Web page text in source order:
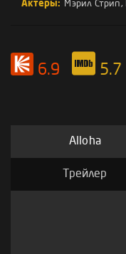
Актеры: Мэрил Стрип,
6.9 5.7
Alloha
Трейлер